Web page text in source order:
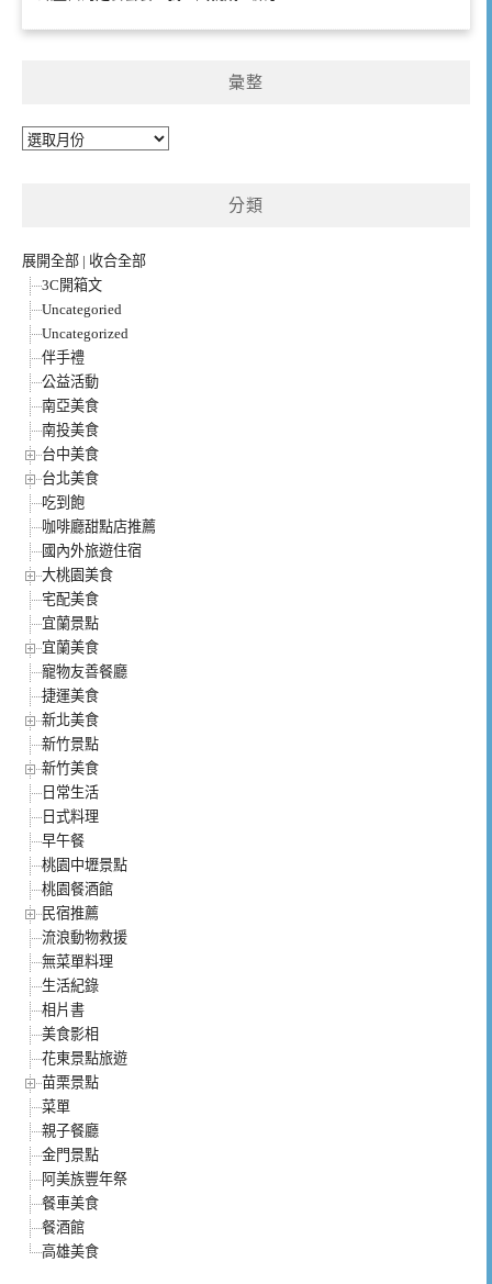
彙整
彙
分類
展開全部 | 收合全部
3C開箱文
Uncategoried
Uncategorized
伴手禮
公益活動
南亞美食
南投美食
台中美食
台北美食
吃到飽
咖啡廳甜點店推薦
國內外旅遊住宿
大桃園美食
宅配美食
宜蘭景點
宜蘭美食
寵物友善餐廳
捷運美食
新北美食
新竹景點
新竹美食
日常生活
日式料理
早午餐
桃園中壢景點
桃園餐酒館
民宿推薦
流浪動物救援
無菜單料理
生活紀錄
相片書
美食影相
花東景點旅遊
苗栗景點
菜單
親子餐廳
金門景點
阿美族豐年祭
餐車美食
餐酒館
高雄美食